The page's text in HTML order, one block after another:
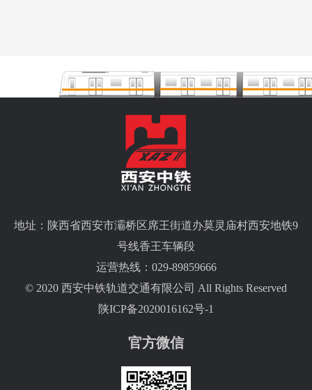
地址：陕西省西安市灞桥区席王街道办莫灵庙村西安地铁9
号线香王车辆段
运营热线：029-89859666
陕ICP备2020016162号-1
© 2020 西安中铁轨道交通有限公司 All Rights Reserved
官方微信